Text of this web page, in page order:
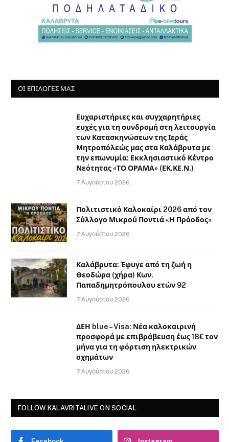
ΟΙ ΕΠΙΛΟΓΈΣ ΜΑΣ
Ευχαριστήριες και συγχαρητήριες
ευχές για τη συνδρομή στη λειτουργία
των Κατασκηνώσεων της Ιεράς
Μητροπόλεώς μας στα Καλάβρυτα με
την επωνυμία: Εκκλησιαστικό Κέντρο
Νεότητας «ΤΟ ΟΡΑΜΑ» (ΕΚ.ΚΕ.Ν.)
7 Αυγούστου 2026
Πολιτιστικό Καλοκαίρι 2026 από τον
Σύλλογο Μικρού Ποντιά «Η Πρόοδος»
7 Αυγούστου 2026
Καλάβρυτα: Έφυγε από τη ζωή η
Θεοδώρα (χήρα) Κων.
Παπαδημητρόπουλου ετών 92
7 Αυγούστου 2026
ΔΕΗ blue – Visa: Νέα καλοκαιρινή
προσφορά με επιβράβευση έως 18€ τον
μήνα για τη φόρτιση ηλεκτρικών
οχημάτων
7 Αυγούστου 2026
FOLLOW KALAVRITALIVE ON SOCIAL